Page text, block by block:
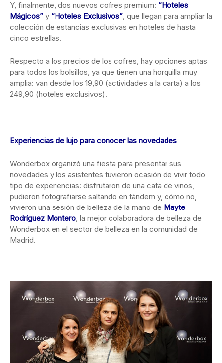
Y, finalmente, dos nuevos cofres premium: “Hoteles
Mágicos” y “Hoteles Exclusivos”, que llegan para ampliar la
colección de estancias exclusivas en hoteles de hasta
cinco estrellas.
Respecto a los precios de los cofres, hay opciones aptas
para todos los bolsillos, ya que tienen una horquilla muy
amplia: van desde los 19,90 (actividades a la carta) a los
249,90 (hoteles exclusivos).
Experiencias de lujo para conocer las novedades
Wonderbox organizó una fiesta para presentar sus
novedades y los asistentes tuvieron ocasión de vivir todo
tipo de experiencias: disfrutaron de una cata de vinos,
pudieron fotografiarse saltando en tándem y, cómo no,
vivieron una sesión de belleza de la mano de Mayte
Rodríguez Montero, la mejor colaboradora de belleza de
Wonderbox en el sector de belleza en la comunidad de
Madrid.